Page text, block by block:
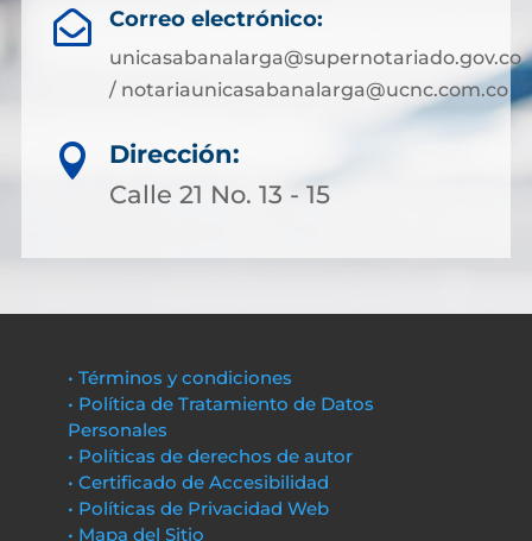
 Correo electrónico:
unicasabanalarga@supernotariado.gov.co
/ notariaunicasabanalarga@ucnc.com.co

Dirección:
Calle 21 No. 13 - 15
• Términos y condiciones
• Política de Tratamiento de Datos
Personales
• Políticas de derechos de autor
• Certificado de Accesibilidad
• Políticas de Privacidad Web
• Mapa del Sitio